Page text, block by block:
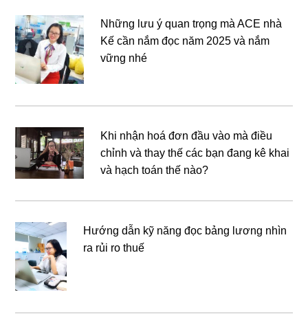
Những lưu ý quan trọng mà ACE nhà
Kế cần nắm đọc năm 2025 và nắm
vững nhé
Khi nhận hoá đơn đầu vào mà điều
chỉnh và thay thế các bạn đang kê khai
và hạch toán thế nào?
Hướng dẫn kỹ năng đọc bảng lương nhìn
ra rủi ro thuế